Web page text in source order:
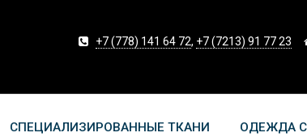
+7 (778) 141 64 72, +7 (7213) 91 77 23
СПЕЦИАЛИЗИРОВАННЫЕ ТКАНИ ОДЕЖДА